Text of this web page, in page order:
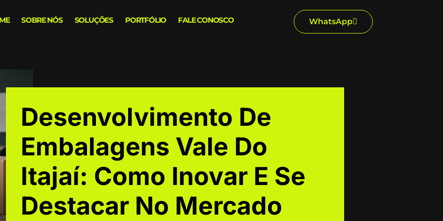
SOBRE NÓS SOLUÇÕES PORTFÓLIO FALE CONOSCO WhatsApp
Desenvolvimento De
Embalagens Vale Do
Itajaí: Como Inovar E Se
Destacar No Mercado